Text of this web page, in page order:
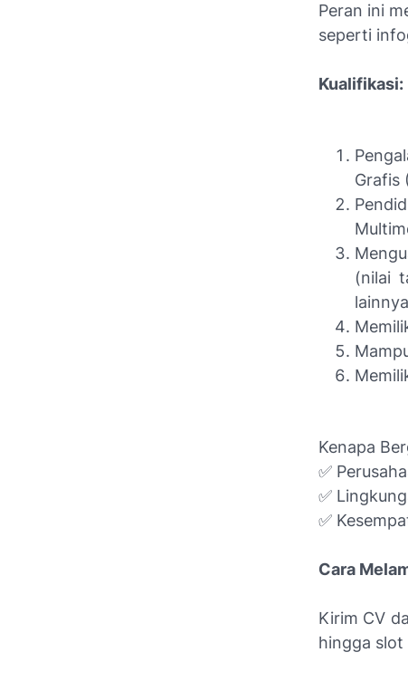
Peran ini
seperti
Kualifikasi:
Grafis
(nilai
Kenapa
✅
✅
✅
Cara
Kirim CV
hingga